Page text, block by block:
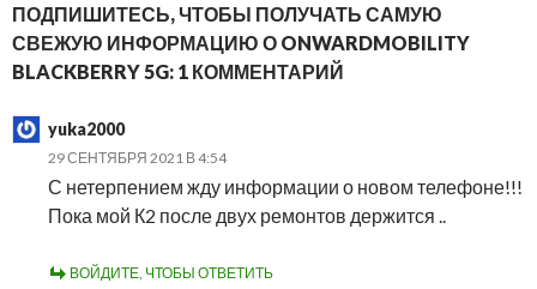
ПОДПИШИТЕСЬ, ЧТОБЫ ПОЛУЧАТЬ САМУЮ
СВЕЖУЮ ИНФОРМАЦИЮ О ONWARDMOBILITY
BLACKBERRY 5G: 1 КОММЕНТАРИЙ
yuka2000
29 СЕНТЯБРЯ 2021 В 4:54
С нетерпением жду информации о новом телефоне!!!
Пока мой К2 после двух ремонтов держится ..
ВОЙДИТЕ, ЧТОБЫ ОТВЕТИТЬ